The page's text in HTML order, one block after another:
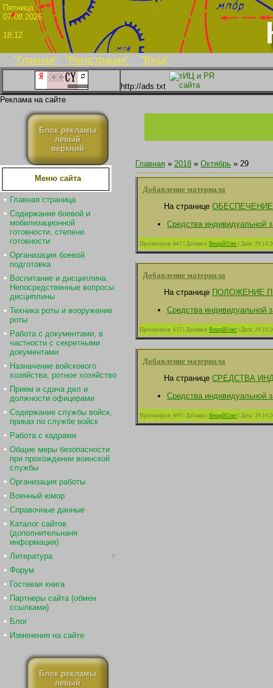
"Главная" "Регистрация" "Вход"
07.08.2026
18:12
http://ads.txt
Реклама на сайте
Блок рекламы
левый
верхний
Меню сайта
Главная страница
Содержание боевой и
мобилизационной
готовности, степени
готовности
Организация боевой
подготовка
Воспитание и дисциплина.
Непосредственные вопросы
дисциплины
Техника роты и вооружение
роты
Работа с документами, в
частности с секретными
документами
Назначение войскового
хозяйства, ротное хозяйство
Прием и сдача дел и
должности офицерами
Содержание службы войск,
приказ по службе войск
Работа с кадрами
Общие меры безопасности
при прохождении воинской
службы
Организация работы
Военный юмор
Справочные данные
Каталог сайтов
(дополнительнаня
информация)
Литература
Форум
Гостевая книга
Партнеры сайта (обмен
ссылками)
Блог
Изменения на сайте
Блок рекламы
левый
Главная » 2018 » Октябрь » 29
Добавление материала
На странице
Средства индивидуальной
Просмотров: 867 |Добавил: ВещийОлег|Дата:
Добавление материала
На странице ПОЛОЖЕНИЕ
Средства индивидуальной
Просмотров: 837 |Добавил: ВещийОлег|Дата:
Добавление материала
На странице СРЕДСТВА
Средства индивидуальной
Просмотров: 895 |Добавил: ВещийОлег|Дата: